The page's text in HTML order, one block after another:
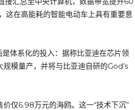
这在高能耗的智能电动车上具有重要意
体系化的投入：据称比亚迪在芯片领
模量产，并将与比亚迪自研的God’s
仅6.98万元的海鸥。这一“技术下沉”